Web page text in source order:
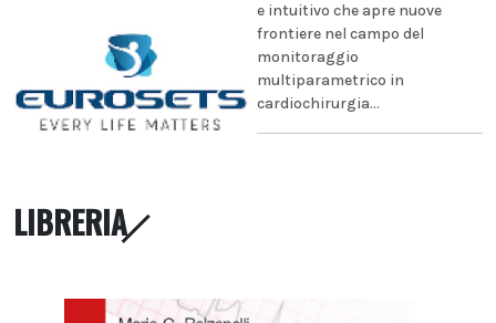
e intuitivo che apre nuove
frontiere nel campo del
monitoraggio
multiparametrico in
cardiochirurgia...
LIBRERIA